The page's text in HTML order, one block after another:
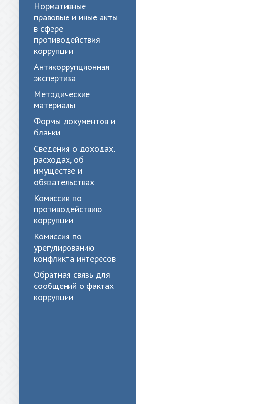
Нормативные
правовые и иные акты
в сфере
противодействия
коррупции
Антикоррупционная
экспертиза
Методические
материалы
Формы документов и
бланки
Сведения о доходах,
расходах, об
имуществе и
обязательствах
Комиссии по
противодействию
коррупции
Комиссия по
урегулированию
конфликта интересов
Обратная связь для
сообщений о фактах
коррупции